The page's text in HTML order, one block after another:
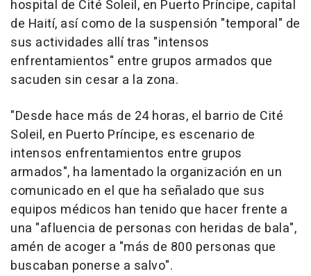
hospital de Cité Soleil, en Puerto Príncipe, capital
de Haití, así como de la suspensión "temporal" de
sus actividades allí tras "intensos
enfrentamientos" entre grupos armados que
sacuden sin cesar a la zona.
"Desde hace más de 24 horas, el barrio de Cité
Soleil, en Puerto Príncipe, es escenario de
intensos enfrentamientos entre grupos
armados", ha lamentado la organización en un
comunicado en el que ha señalado que sus
equipos médicos han tenido que hacer frente a
una "afluencia de personas con heridas de bala",
amén de acoger a "más de 800 personas que
buscaban ponerse a salvo".